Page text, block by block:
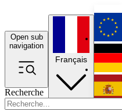
Open sub
navigation
Recherche
Français